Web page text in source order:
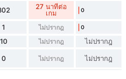
27 นาทีต่อ
เกม
0
1 ไม่ปรากฎ 0
10 ไม่ปรากฎ ไม่ปรากฎ
0 ไม่ปรากฎ ไม่ปรากฎ